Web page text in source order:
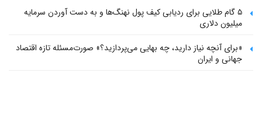
۵ گام طلایی برای ردیابی کیف پول‌ نهنگ‌ها و به دست آوردن سرمایه
میلیون دلاری
«برای آنچه نیاز دارید، چه بهایی می‌پردازید؟» صورت‌مسئله تازه اقتصاد
جهانی و ایران